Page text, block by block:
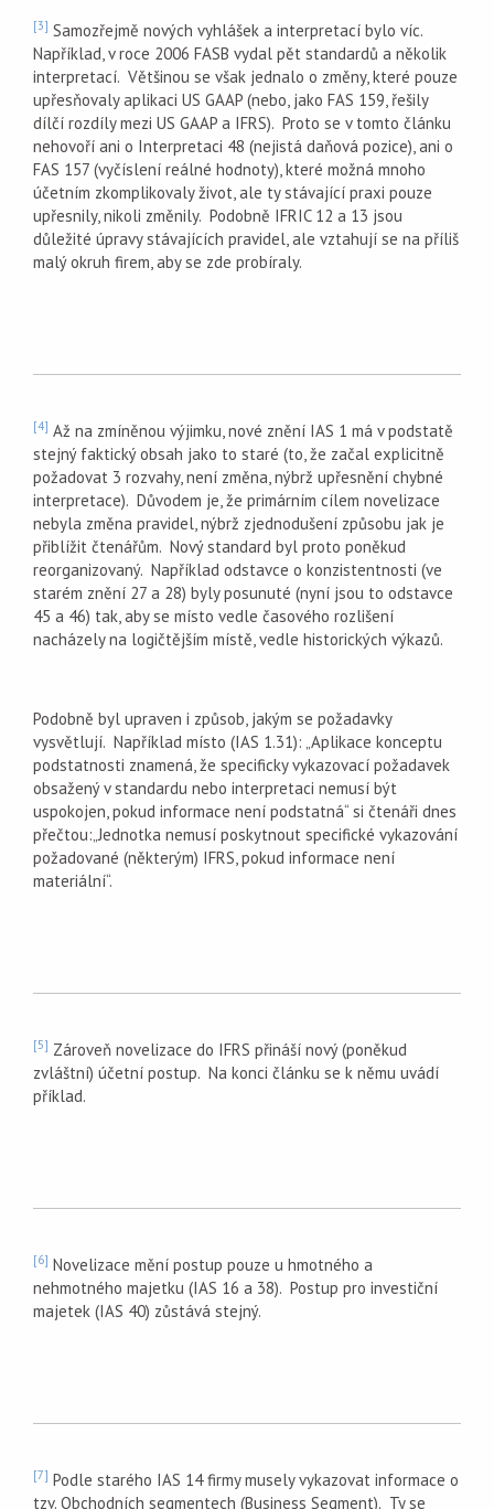
[3] Samozřejmě nových vyhlášek a interpretací bylo víc.
Například, v roce 2006 FASB vydal pět standardů a několik
interpretací. Většinou se však jednalo o změny, které pouze
upřesňovaly aplikaci US GAAP (nebo, jako FAS 159, řešily
dílčí rozdíly mezi US GAAP a IFRS). Proto se v tomto článku
nehovoří ani o Interpretaci 48 (nejistá daňová pozice), ani o
FAS 157 (vyčíslení reálné hodnoty), které možná mnoho
účetním zkomplikovaly život, ale ty stávající praxi pouze
upřesnily, nikoli změnily. Podobně IFRIC 12 a 13 jsou
důležité úpravy stávajících pravidel, ale vztahují se na příliš
malý okruh firem, aby se zde probíraly.
[4] Až na zmíněnou výjimku, nové znění IAS 1 má v podstatě
stejný faktický obsah jako to staré (to, že začal explicitně
požadovat 3 rozvahy, není změna, nýbrž upřesnění chybné
interpretace). Důvodem je, že primárním cílem novelizace
nebyla změna pravidel, nýbrž zjednodušení způsobu jak je
přiblížit čtenářům. Nový standard byl proto poněkud
reorganizovaný. Například odstavce o konzistentnosti (ve
starém znění 27 a 28) byly posunuté (nyní jsou to odstavce
45 a 46) tak, aby se místo vedle časového rozlišení
nacházely na logičtějším místě, vedle historických výkazů.
Podobně byl upraven i způsob, jakým se požadavky
vysvětlují. Například místo (IAS 1.31): „Aplikace konceptu
podstatnosti znamená, že specificky vykazovací požadavek
obsažený v standardu nebo interpretaci nemusí být
uspokojen, pokud informace není podstatná“ si čtenáři dnes
přečtou:„Jednotka nemusí poskytnout specifické vykazování
požadované (některým) IFRS, pokud informace není
materiální“.
[5] Zároveň novelizace do IFRS přináší nový (poněkud
zvláštní) účetní postup. Na konci článku se k němu uvádí
příklad.
[6] Novelizace mění postup pouze u hmotného a
nehmotného majetku (IAS 16 a 38). Postup pro investiční
majetek (IAS 40) zůstává stejný.
[7] Podle starého IAS 14 firmy musely vykazovat informace o
tzv. Obchodních segmentech (Business Segment). Ty se